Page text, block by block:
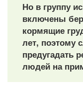
Но в группу
включены
кормящие
лет, поэтому
предугадать
людей на